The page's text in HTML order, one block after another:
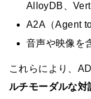
AlloyDB、
A2A（Agent
音声や映像を
これらにより、
ルチモーダルな対